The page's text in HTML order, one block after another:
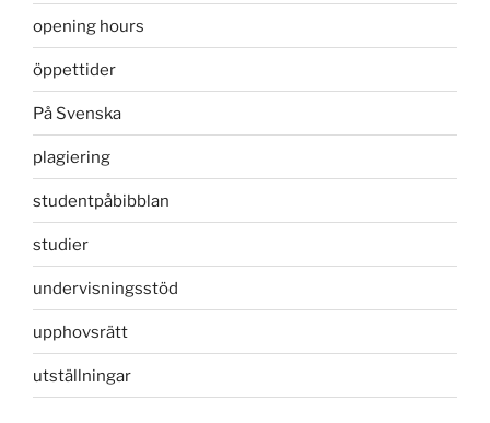
opening hours
öppettider
På Svenska
plagiering
studentpåbibblan
studier
undervisningsstöd
upphovsrätt
utställningar